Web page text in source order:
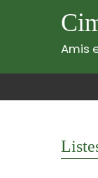
Amis